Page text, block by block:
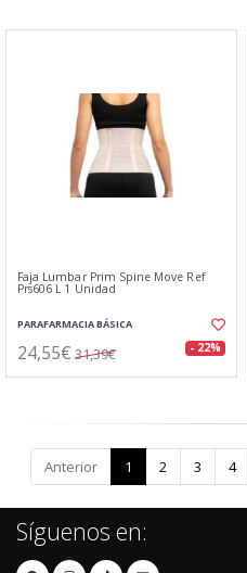
Faja Lumbar Prim Spine Move Ref
Prs606 L 1 Unidad
PARAFARMACIA BÁSICA
24,55€ 31,39€ - 22%
Anterior 1 2 3 4
Síguenos en: